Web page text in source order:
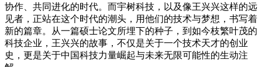
协作、共同进化的时代。而宇树科技，以及像王兴兴这样的远
见者，正站在这个时代的潮头，用他们的技术与梦想，书写着
新的篇章。从一篇硕士论文所埋下的种子，到如今枝繁叶茂的
科技企业，王兴兴的故事，不仅是关于一个技术天才的创业
史，更是关于中国科技力量崛起与未来无限可能性的生动注